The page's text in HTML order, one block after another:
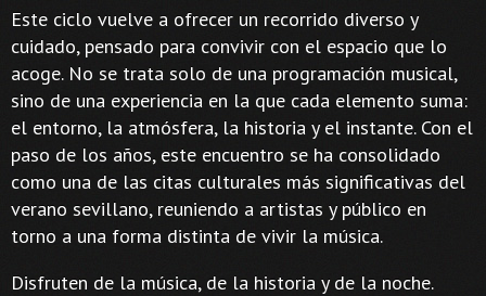
Este ciclo vuelve a ofrecer un recorrido diverso y
cuidado, pensado para convivir con el espacio que lo
acoge. No se trata solo de una programación musical,
sino de una experiencia en la que cada elemento suma:
el entorno, la atmósfera, la historia y el instante. Con el
paso de los años, este encuentro se ha consolidado
como una de las citas culturales más significativas del
verano sevillano, reuniendo a artistas y público en
torno a una forma distinta de vivir la música.
Disfruten de la música, de la historia y de la noche.